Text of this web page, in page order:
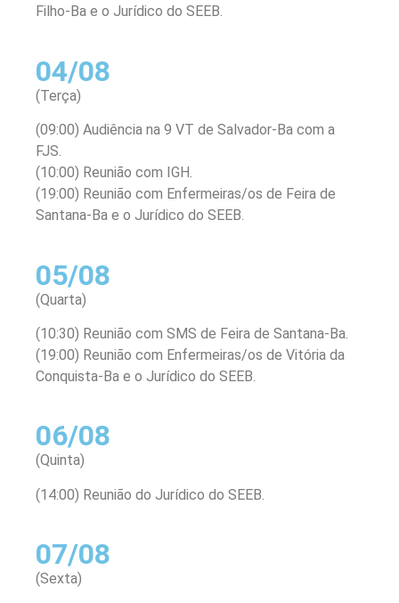
Filho-Ba e o Jurídico do SEEB.
04/08
(Terça)
(09:00) Audiência na 9 VT de Salvador-Ba com a
FJS.
(10:00) Reunião com IGH.
(19:00) Reunião com Enfermeiras/os de Feira de
Santana-Ba e o Jurídico do SEEB.
05/08
(Quarta)
(10:30) Reunião com SMS de Feira de Santana-Ba.
(19:00) Reunião com Enfermeiras/os de Vitória da
Conquista-Ba e o Jurídico do SEEB.
06/08
(Quinta)
(14:00) Reunião do Jurídico do SEEB.
07/08
(Sexta)